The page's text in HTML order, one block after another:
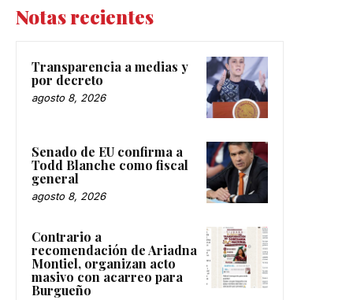
Notas recientes
Transparencia a medias y
por decreto
agosto 8, 2026
Senado de EU confirma a
Todd Blanche como fiscal
general
agosto 8, 2026
Contrario a
recomendación de Ariadna
Montiel, organizan acto
masivo con acarreo para
Burgueño